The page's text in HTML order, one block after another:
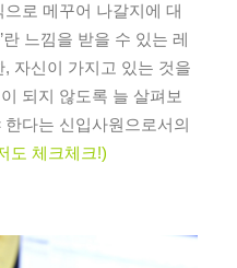
로 메꾸어 나갈지에 대
느낌을 받을 수 있는 레
자신이 가지고 있는 것을
되지 않도록 늘 살펴보
다는 신입사원으로서의
도 체크체크!)